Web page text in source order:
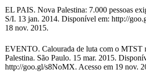
EL PAIS. Nova Palestina: 7.000 pessoas
S/I. 13 jan. 2014. Disponível em: http://
18 nov. 2015.
EVENTO. Calourada de luta com o MTST
Palestina. São Paulo. 15 mar. 2015.
http://goo.gl/s8NoMX. Acesso em 19 nov.